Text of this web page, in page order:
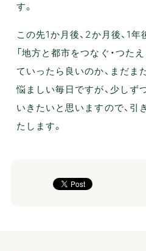
す。
この先1か月後、2か月後、1
「地方と都市をつなぐ・つた
ていったら良いのか、まだま
悩ましい毎日ですが、少しず
いきたいと思いますので、引
たします。